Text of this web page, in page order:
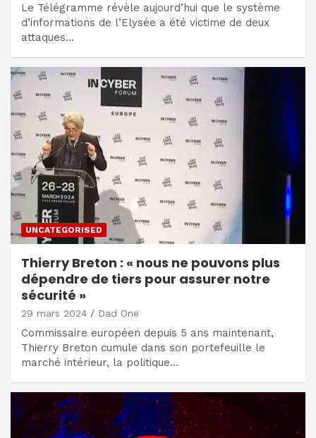
Le Télégramme révèle aujourd’hui que le système
d’informations de l’Elysée a été victime de deux
attaques…
UNCATEGORISED
Thierry Breton : « nous ne pouvons plus
dépendre de tiers pour assurer notre
sécurité »
29 mars 2024 Dad One
Commissaire européen depuis 5 ans maintenant,
Thierry Breton cumule dans son portefeuille le
marché intérieur, la politique…